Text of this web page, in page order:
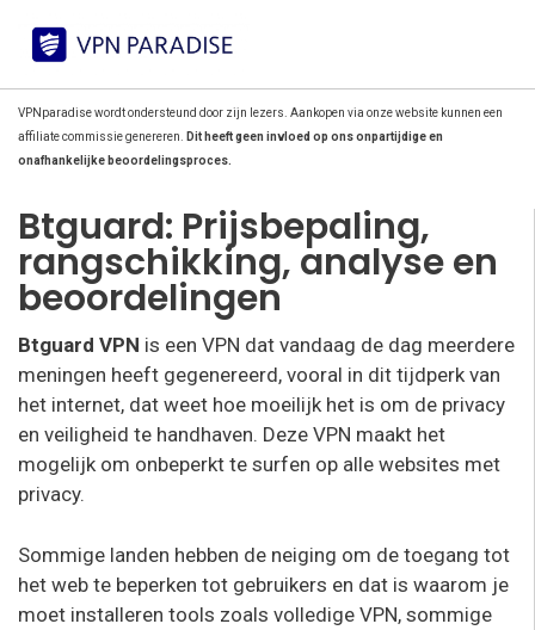
VPNparadise wordt ondersteund door zijn lezers. Aankopen via onze website kunnen een
affiliate commissie genereren.
Dit heeft geen invloed op ons onpartijdige en
onafhankelijke beoordelingsproces.
Btguard: Prijsbepaling,
rangschikking, analyse en
beoordelingen
Btguard VPN is een VPN dat vandaag de dag meerdere
meningen heeft gegenereerd, vooral in dit tijdperk van
het internet, dat weet hoe moeilijk het is om de privacy
en veiligheid te handhaven. Deze VPN maakt het
mogelijk om onbeperkt te surfen op alle websites met
privacy.
Sommige landen hebben de neiging om de toegang tot
het web te beperken tot gebruikers en dat is waarom je
moet installeren tools zoals volledige VPN, sommige